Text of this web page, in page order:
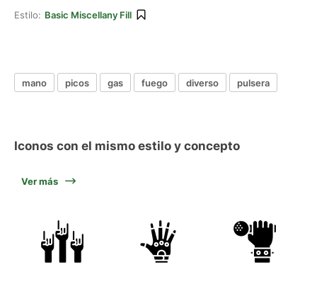
Estilo: Basic Miscellany Fill
mano picos gas fuego diverso pulsera
Iconos con el mismo estilo y concepto
Ver más